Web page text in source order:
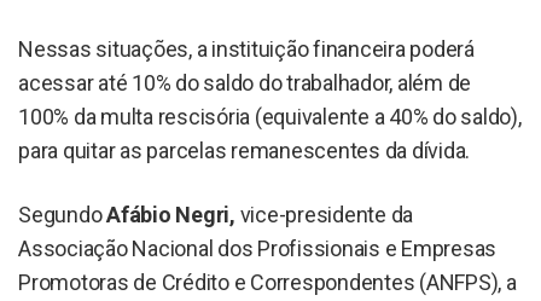
Nessas situações, a instituição financeira poderá
acessar até 10% do saldo do trabalhador, além de
100% da multa rescisória (equivalente a 40% do saldo),
para quitar as parcelas remanescentes da dívida.
SegundoAfábio Negri, vice-presidente da
Associação Nacional dos Profissionais e Empresas
Promotoras de Crédito e Correspondentes (ANFPS), a